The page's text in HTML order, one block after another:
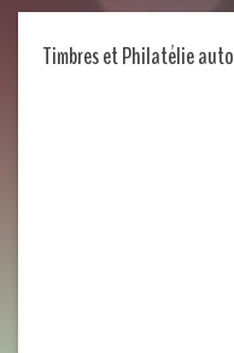
Timbres et Philatélie auto